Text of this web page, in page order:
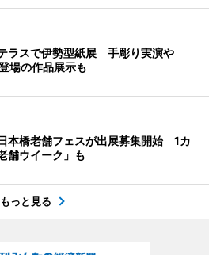
ラスで伊勢型紙展 手彫り実演や
場の作品展示も
本橋老舗フェスが出展募集開始 1カ
舗ウイーク」も
もっと見る